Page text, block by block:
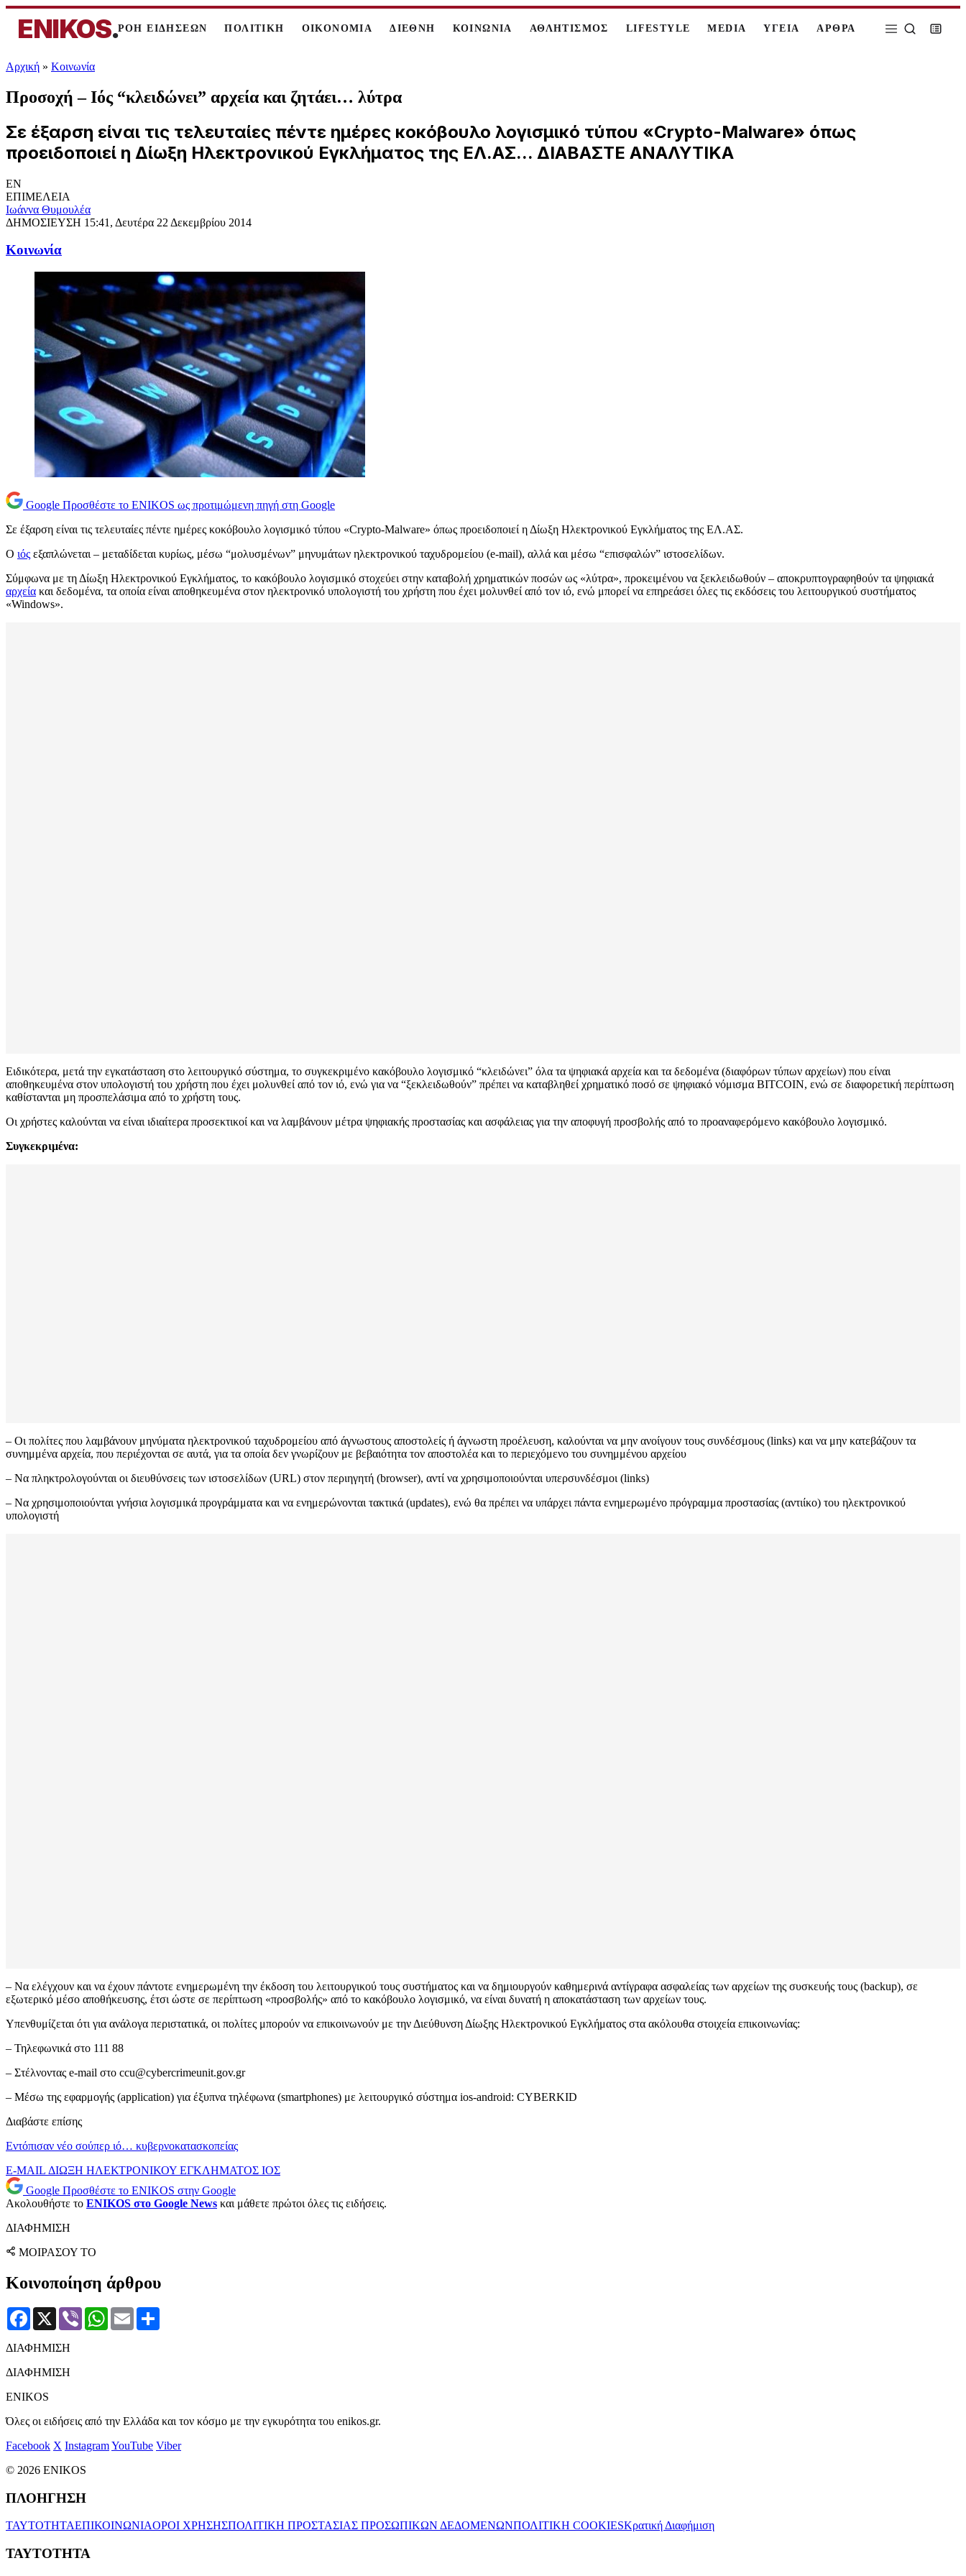
ENIKOS.ΡΟΗ ΕΙΔΗΣΕΩΝ ΠΟΛΙΤΙΚΗ ΟΙΚΟΝΟΜΙΑ ΔΙΕΘΝΗ ΚΟΙΝΩΝΙΑ ΑΘΛΗΤΙΣΜΟΣ LIFESTYLE MEDIA ΥΓΕΙΑ ΑΡΘΡΑ
Αρχική » Κοινωνία
Προσοχή – Ιός “κλειδώνει” αρχεία και ζητάει… λύτρα
Σε έξαρση είναι τις τελευταίες πέντε ημέρες κοκόβουλο λογισμικό τύπου «Crypto-Malware» όπως
προειδοποιεί η Δίωξη Ηλεκτρονικού Εγκλήματος της ΕΛ.ΑΣ... ΔΙΑΒΑΣΤΕ ΑΝΑΛΥΤΙΚΑ
EN
ΕΠΙΜΕΛΕΙΑ
Ιωάννα Θυμουλέα
ΔΗΜΟΣΙΕΥΣΗ 15:41, Δευτέρα 22 Δεκεμβρίου 2014
Κοινωνία
Google Προσθέστε το ENIKOS ως προτιμώμενη πηγή στη Google
Σε έξαρση είναι τις τελευταίες πέντε ημέρες κοκόβουλο λογισμικό τύπου «Crypto-Malware» όπως προειδοποιεί η Δίωξη Ηλεκτρονικού Εγκλήματος της ΕΛ.ΑΣ.
Ο ιός εξαπλώνεται – μεταδίδεται κυρίως, μέσω “μολυσμένων” μηνυμάτων ηλεκτρονικού ταχυδρομείου (e-mail), αλλά και μέσω “επισφαλών” ιστοσελίδων.
Σύμφωνα με τη Δίωξη Ηλεκτρονικού Εγκλήματος, το κακόβουλο λογισμικό στοχεύει στην καταβολή χρηματικών ποσών ως «λύτρα», προκειμένου να ξεκλειδωθούν – αποκρυπτογραφηθούν τα ψηφιακά
αρχεία και δεδομένα, τα οποία είναι αποθηκευμένα στον ηλεκτρονικό υπολογιστή του χρήστη που έχει μολυνθεί από τον ιό, ενώ μπορεί να επηρεάσει όλες τις εκδόσεις του λειτουργικού συστήματος
«Windows».
Ειδικότερα, μετά την εγκατάσταση στο λειτουργικό σύστημα, το συγκεκριμένο κακόβουλο λογισμικό “κλειδώνει” όλα τα ψηφιακά αρχεία και τα δεδομένα (διαφόρων τύπων αρχείων) που είναι
αποθηκευμένα στον υπολογιστή του χρήστη που έχει μολυνθεί από τον ιό, ενώ για να “ξεκλειδωθούν” πρέπει να καταβληθεί χρηματικό ποσό σε ψηφιακό νόμισμα BITCOIN, ενώ σε διαφορετική περίπτωση
καθίστανται μη προσπελάσιμα από το χρήστη τους.
Οι χρήστες καλούνται να είναι ιδιαίτερα προσεκτικοί και να λαμβάνουν μέτρα ψηφιακής προστασίας και ασφάλειας για την αποφυγή προσβολής από το προαναφερόμενο κακόβουλο λογισμικό.
Συγκεκριμένα:
– Οι πολίτες που λαμβάνουν μηνύματα ηλεκτρονικού ταχυδρομείου από άγνωστους αποστολείς ή άγνωστη προέλευση, καλούνται να μην ανοίγουν τους συνδέσμους (links) και να μην κατεβάζουν τα
συνημμένα αρχεία, που περιέχονται σε αυτά, για τα οποία δεν γνωρίζουν με βεβαιότητα τον αποστολέα και το περιεχόμενο του συνημμένου αρχείου
– Να πληκτρολογούνται οι διευθύνσεις των ιστοσελίδων (URL) στον περιηγητή (browser), αντί να χρησιμοποιούνται υπερσυνδέσμοι (links)
– Να χρησιμοποιούνται γνήσια λογισμικά προγράμματα και να ενημερώνονται τακτικά (updates), ενώ θα πρέπει να υπάρχει πάντα ενημερωμένο πρόγραμμα προστασίας (αντιίκο) του ηλεκτρονικού
υπολογιστή
– Να ελέγχουν και να έχουν πάντοτε ενημερωμένη την έκδοση του λειτουργικού τους συστήματος και να δημιουργούν καθημερινά αντίγραφα ασφαλείας των αρχείων της συσκευής τους (backup), σε
εξωτερικό μέσο αποθήκευσης, έτσι ώστε σε περίπτωση «προσβολής» από το κακόβουλο λογισμικό, να είναι δυνατή η αποκατάσταση των αρχείων τους.
Υπενθυμίζεται ότι για ανάλογα περιστατικά, οι πολίτες μπορούν να επικοινωνούν με την Διεύθυνση Δίωξης Ηλεκτρονικού Εγκλήματος στα ακόλουθα στοιχεία επικοινωνίας:
– Τηλεφωνικά στο 111 88
– Στέλνοντας e-mail στο ccu@cybercrimeunit.gov.gr
– Μέσω της εφαρμογής (application) για έξυπνα τηλέφωνα (smartphones) με λειτουργικό σύστημα ios-android: CYBERKID
Διαβάστε επίσης
Εντόπισαν νέο σούπερ ιό… κυβερνοκατασκοπείας
E-MAIL ΔΙΩΞΗ ΗΛΕΚΤΡΟΝΙΚΟΥ ΕΓΚΛΗΜΑΤΟΣ ΙΟΣ
Google Προσθέστε το ENIKOS στην Google
Ακολουθήστε το ENIKOS στο Google News και μάθετε πρώτοι όλες τις ειδήσεις.
ΔΙΑΦΗΜΙΣΗ
ΜΟΙΡΑΣΟΥ ΤΟ
Κοινοποίηση άρθρου
Facebook
X Viber WhatsApp
Email
ΔΙΑΦΗΜΙΣΗ
ΔΙΑΦΗΜΙΣΗ
ENIKOS
Όλες οι ειδήσεις από την Ελλάδα και τον κόσμο με την εγκυρότητα του enikos.gr.
Facebook X InstagramYouTube Viber
© 2026 ENIKOS
ΠΛΟΗΓΗΣΗ
ΤΑΥΤΟΤΗΤΑΕΠΙΚΟΙΝΩΝΙΑΟΡΟΙ ΧΡΗΣΗΣΠΟΛΙΤΙΚΗ ΠΡΟΣΤΑΣΙΑΣ ΠΡΟΣΩΠΙΚΩΝ ΔΕΔΟΜΕΝΩΝΠΟΛΙΤΙΚΗ COOKIESΚρατική Διαφήμιση
ΤΑΥΤΟΤΗΤΑ